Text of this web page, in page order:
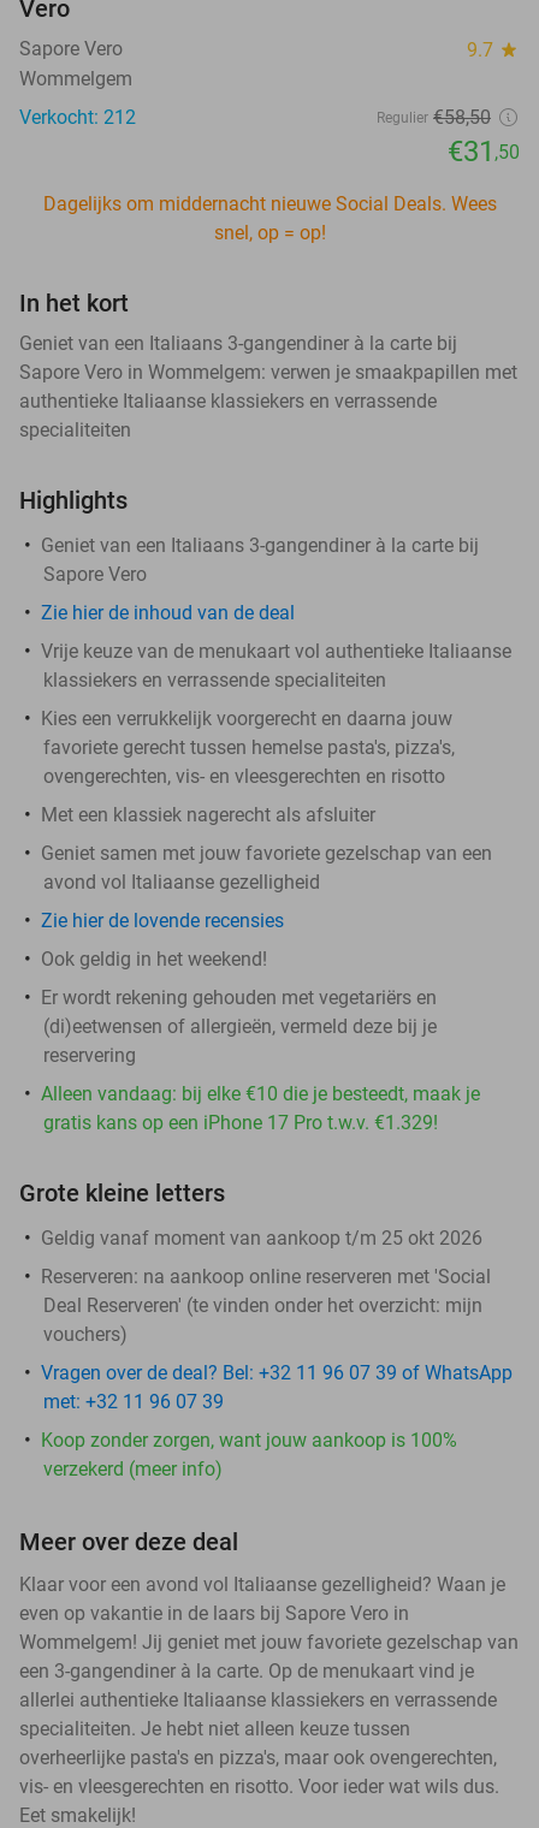
Vero
Sapore Vero 9.7 star
Wommelgem
Verkocht: 212
Regulier €58,50
€31 ,50
Dagelijks om middernacht nieuwe Social Deals. Wees
snel, op = op!
In het kort
Geniet van een Italiaans 3-gangendiner à la carte bij
Sapore Vero in Wommelgem: verwen je smaakpapillen met
authentieke Italiaanse klassiekers en verrassende
specialiteiten
Highlights
Geniet van een Italiaans 3-gangendiner à la carte bij
Sapore Vero
Zie hier de inhoud van de deal
Vrije keuze van de menukaart vol authentieke Italiaanse
klassiekers en verrassende specialiteiten
Kies een verrukkelijk voorgerecht en daarna jouw
favoriete gerecht tussen hemelse pasta's, pizza's,
ovengerechten, vis- en vleesgerechten en risotto
Met een klassiek nagerecht als afsluiter
Geniet samen met jouw favoriete gezelschap van een
avond vol Italiaanse gezelligheid
Zie hier de lovende recensies
Ook geldig in het weekend!
Er wordt rekening gehouden met vegetariërs en
(di)eetwensen of allergieën, vermeld deze bij je
reservering
Alleen vandaag: bij elke €10 die je besteedt, maak je
gratis kans op een iPhone 17 Pro t.w.v. €1.329!
Grote kleine letters
Geldig vanaf moment van aankoop t/m 25 okt 2026
Reserveren: na aankoop online reserveren met 'Social
Deal Reserveren' (te vinden onder het overzicht: mijn
vouchers)
Vragen over de deal? Bel: +32 11 96 07 39 of WhatsApp
met: +32 11 96 07 39
Koop zonder zorgen, want jouw aankoop is 100%
verzekerd (meer info)
Meer over deze deal
Klaar voor een avond vol Italiaanse gezelligheid? Waan je
even op vakantie in de laars bij Sapore Vero in
Wommelgem! Jij geniet met jouw favoriete gezelschap van
een 3-gangendiner à la carte. Op de menukaart vind je
allerlei authentieke Italiaanse klassiekers en verrassende
specialiteiten. Je hebt niet alleen keuze tussen
overheerlijke pasta's en pizza's, maar ook ovengerechten,
vis- en vleesgerechten en risotto. Voor ieder wat wils dus.
Eet smakelijk!